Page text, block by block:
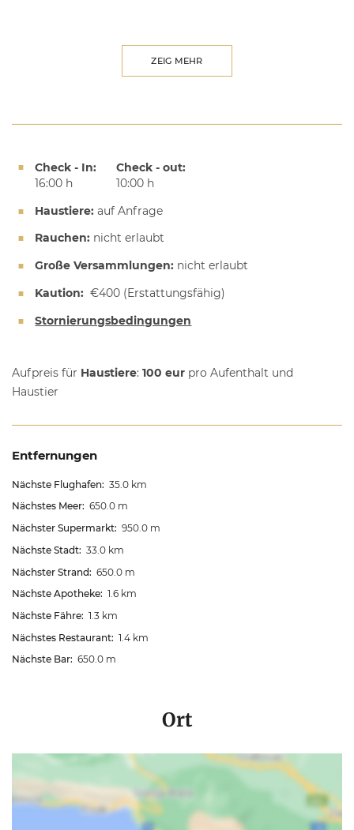
ZEIG MEHR
Check - In:
16:00 h
Check - out:
10:00 h
Haustiere: auf Anfrage
Rauchen: nicht erlaubt
Große Versammlungen: nicht erlaubt
Kaution: €400 (Erstattungsfähig)
Stornierungsbedingungen
Aufpreis für Haustiere: 100 eurpro Aufenthalt und
Haustier
Entfernungen
Nächste Flughafen: 35.0 km
Nächstes Meer: 650.0 m
Nächster Supermarkt: 950.0 m
Nächste Stadt: 33.0 km
Nächster Strand: 650.0 m
Nächste Apotheke: 1.6 km
Nächste Fähre: 1.3 km
Nächstes Restaurant: 1.4 km
Nächste Bar: 650.0 m
Ort